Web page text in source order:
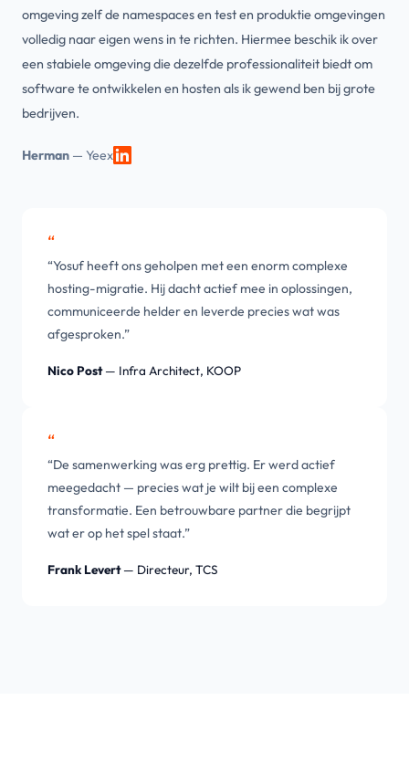
omgeving zelf de namespaces en test en produktie omgevingen
volledig naar eigen wens in te richten. Hiermee beschik ik over
een stabiele omgeving die dezelfde professionaliteit biedt om
software te ontwikkelen en hosten als ik gewend ben bij grote
bedrijven.
Herman — Yeex
“
“Yosuf heeft ons geholpen met een enorm complexe
hosting-migratie. Hij dacht actief mee in oplossingen,
communiceerde helder en leverde precies wat was
afgesproken.”
Nico Post— Infra Architect, KOOP
“
“De samenwerking was erg prettig. Er werd actief
meegedacht — precies wat je wilt bij een complexe
transformatie. Een betrouwbare partner die begrijpt
wat er op het spel staat.”
Frank Levert— Directeur, TCS